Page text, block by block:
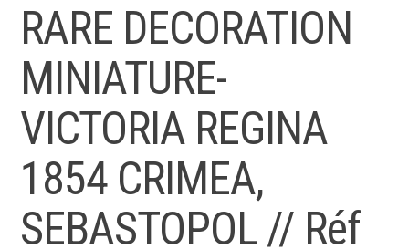
RARE DECORATION
MINIATURE-
VICTORIA REGINA
1854 CRIMEA,
SEBASTOPOL // Réf